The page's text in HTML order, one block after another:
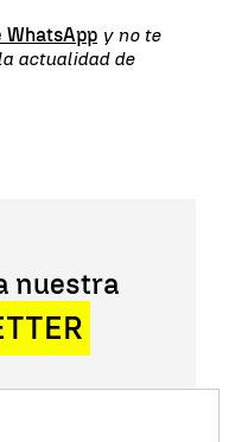
WhatsApp y no te
actualidad de
nuestra